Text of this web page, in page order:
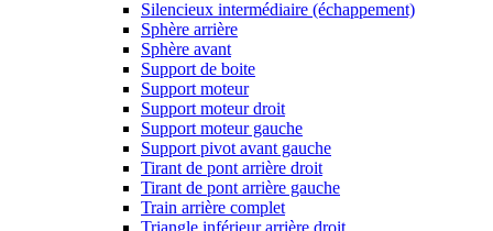
Silencieux intermédiaire (échappement)
Sphère arrière
Sphère avant
Support de boite
Support moteur
Support moteur droit
Support moteur gauche
Support pivot avant gauche
Tirant de pont arrière droit
Tirant de pont arrière gauche
Train arrière complet
Triangle inférieur arrière droit